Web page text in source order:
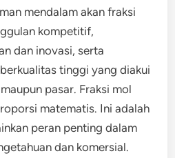
mendalam akan fraksi
kompetitif,
dan inovasi, serta
tinggi yang diakui
pasar. Fraksi mol
matematis. Ini adalah
peran penting dalam
dan komersial.